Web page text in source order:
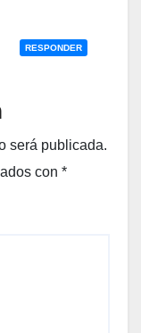
RESPONDER
será publicada.
con *